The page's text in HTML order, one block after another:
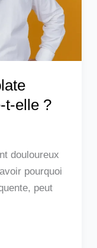
t-elle ?
douloureux
pourquoi
peut